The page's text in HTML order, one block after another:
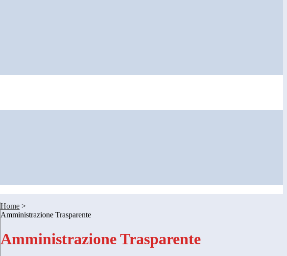
Home >
Amministrazione Trasparente
Amministrazione Trasparente